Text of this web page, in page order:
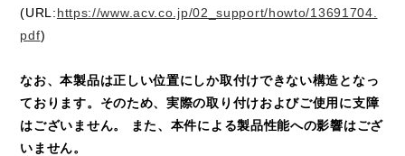
(URL:https://www.acv.co.jp/02_support/howto/13691704.
pdf)
なお、本製品は正しい位置にしか取付けできない構造となっ
ております。そのため、実際の取り付けおよびご使用に支障
はございません。 また、本件による製品性能への影響はござ
いません。